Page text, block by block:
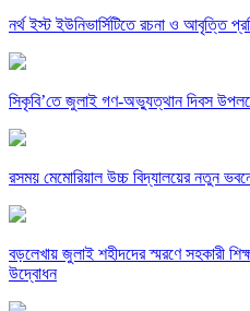
নর্থ ইস্ট ইউনিভার্সিটিতে রচনা ও আবৃত্তি
সিকৃবি’তে জুলাই গণ-অভ্যুত্থান দিবস
রসময় মেমোরিয়াল উচ্চ বিদ্যালয়ের নতুন
বড়লেখায় জুলাই শহীদদের স্মরণে সহকারী
উদ্বোধন